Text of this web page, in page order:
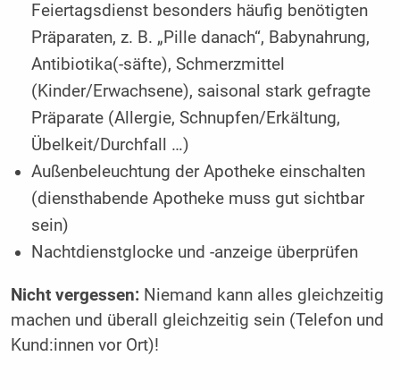
Feiertagsdienst besonders häufig benötigten
Präparaten, z. B. „Pille danach“, Babynahrung,
Antibiotika(-säfte), Schmerzmittel
(Kinder/Erwachsene), saisonal stark gefragte
Präparate (Allergie, Schnupfen/Erkältung,
Übelkeit/Durchfall …)
Außenbeleuchtung der Apotheke einschalten
(diensthabende Apotheke muss gut sichtbar
sein)
Nachtdienstglocke und -anzeige ­überprüfen
Nicht vergessen: Niemand kann alles gleichzeitig
machen und überall gleichzeitig sein (Telefon und
Kund:innen vor Ort)!